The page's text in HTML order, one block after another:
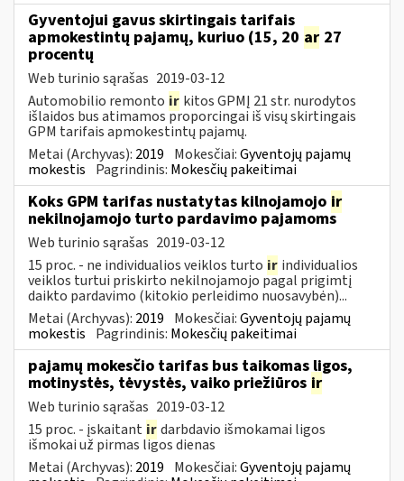
Gyventojui gavus skirtingais tarifais
apmokestintų pajamų, kuriuo (15, 20 ar 27
procentų
Web turinio sąrašas 2019-03-12
Automobilio remonto ir kitos GPMĮ 21 str. nurodytos
išlaidos bus atimamos proporcingai iš visų skirtingais
GPM tarifais apmokestintų pajamų.
Metai (Archyvas): 2019 Mokesčiai:Gyventojų pajamų
mokestis Pagrindinis: Mokesčių pakeitimai
Koks GPM tarifas nustatytas kilnojamojo ir
nekilnojamojo turto pardavimo pajamoms
Web turinio sąrašas 2019-03-12
15 proc. - ne individualios veiklos turto ir individualios
veiklos turtui priskirto nekilnojamojo pagal prigimtį
daikto pardavimo (kitokio perleidimo nuosavybėn)...
Metai (Archyvas): 2019 Mokesčiai:Gyventojų pajamų
mokestis Pagrindinis: Mokesčių pakeitimai
pajamų mokesčio tarifas bus taikomas ligos,
motinystės, tėvystės, vaiko priežiūros ir
Web turinio sąrašas 2019-03-12
15 proc. - įskaitant irdarbdavio išmokamai ligos
išmokai už pirmas ligos dienas
Metai (Archyvas): 2019 Mokesčiai:Gyventojų pajamų